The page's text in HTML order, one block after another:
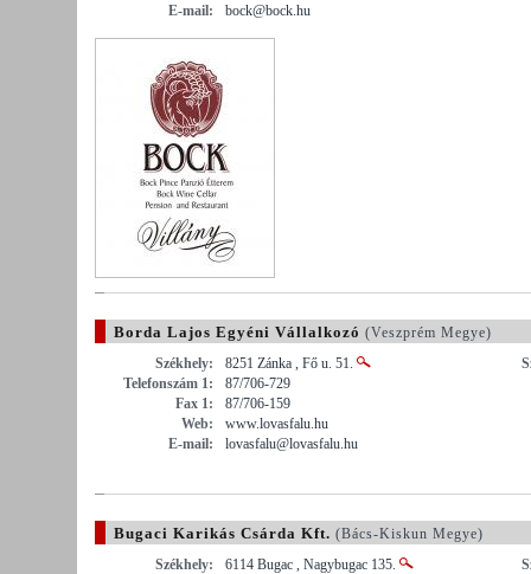
E-mail:
bock@bock.hu
Borda Lajos Egyéni Vállalkozó (Veszprém Megye)
Székhely:
8251 Zánka , Fő u. 51.
Telefonszám 1:
87/706-729
Fax 1:
87/706-159
Web:
www.lovasfalu.hu
E-mail:
lovasfalu@lovasfalu.hu
Bugaci Karikás Csárda Kft. (Bács-Kiskun Megye)
Székhely:
6114 Bugac , Nagybugac 135.